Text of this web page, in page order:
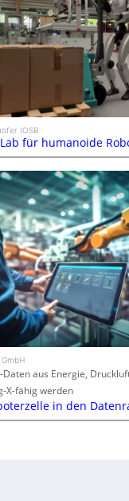
IOSB
für humanoide
aus Energie,
X-fähig werden
in den